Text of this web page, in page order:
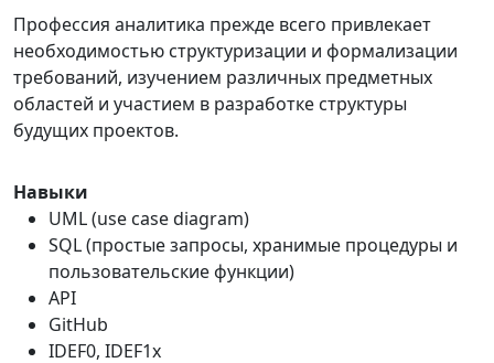
Профессия аналитика прежде всего привлекает
необходимостью структуризации и формализации
требований, изучением различных предметных
областей и участием в разработке структуры
будущих проектов.
Навыки
UML (use case diagram)
SQL (простые запросы, хранимые процедуры и
пользовательские функции)
API
GitHub
IDEF0, IDEF1x